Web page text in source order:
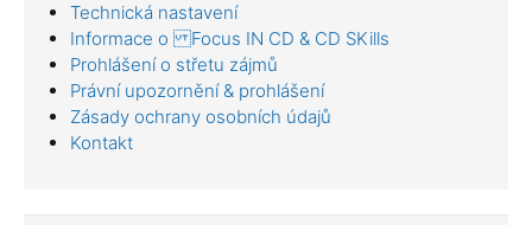
Technická nastavení
Informace o Focus IN CD & CD SKills
Prohlášení o střetu zájmů
Právní upozornění & prohlášení
Zásady ochrany osobních údajů
Kontakt